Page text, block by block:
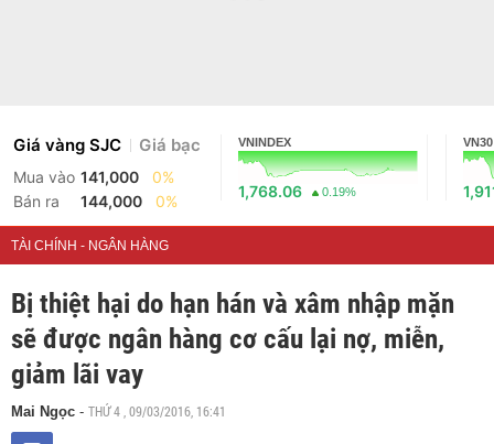
Giá vàng SJC Giá bạc
Mua vào 141,000
0%
Bán ra
144,000 0%
VNINDEX
1,768.06 0.19%
VN30
TÀI CHÍNH - NGÂN HÀNG
Bị thiệt hại do hạn hán và xâm nhập mặn
sẽ được ngân hàng cơ cấu lại nợ, miễn,
giảm lãi vay
Mai Ngọc - THỨ 4 , 09/03/2016, 16:41